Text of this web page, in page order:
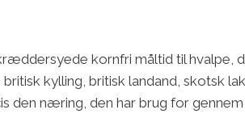
kornfri måltid til
kylling, britisk landand, skotsk
den næring, den har brug for